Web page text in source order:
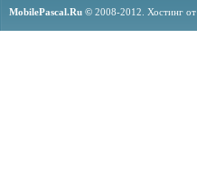
MobilePascal.Ru © 2008-2012. Хостинг от